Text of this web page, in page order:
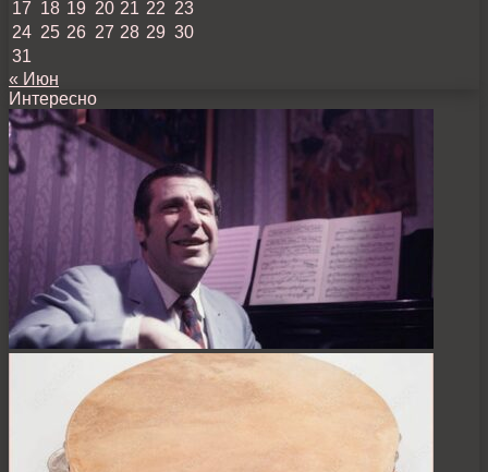
17 18 19 20 21 22 23
24 25 26 27 28 29 30
31
« Июн
Интересно